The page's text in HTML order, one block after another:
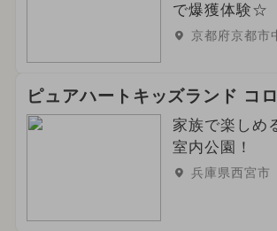
で爆獲体験☆
京都府京都市
ピュアハートキッズランド コ
家族で楽しめ
室内公園！
兵庫県西宮市